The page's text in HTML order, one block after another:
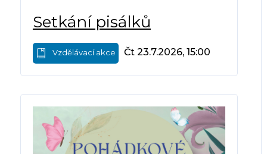
Setkání pisálků
Vzdělávací akce Čt 23.7.2026, 15:00